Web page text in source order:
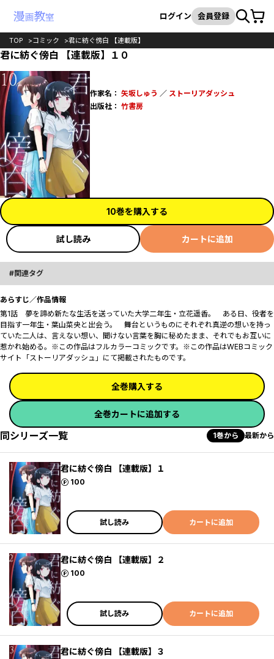
検索
ログイン 会員登録カート
TOP コミック 君に紡ぐ傍白 【連載版】
君に紡ぐ傍白 【連載版】１０
作家名： 矢坂しゅう ／ ストーリアダッシュ
出版社： 竹書房
10巻を購入する
試し読み カートに追加
関連タグ
あらすじ／作品情報
第1話 夢を諦め新たな生活を送っていた大学二年生・立花遥香。 ある日、役者を
目指す一年生・葉山菜央と出会う。 舞台というものにそれぞれ真逆の想いを持っ
ていた二人は、言えない想い、聞けない言葉を胸に秘めたまま、それでもお互いに
惹かれ始める――。※この作品はフルカラーコミックです。※この作品はWEBコミック
サイト「ストーリアダッシュ」にて掲載されたものです。
全巻購入する
全巻カートに追加する
同シリーズ一覧 1巻から 最新から
君に紡ぐ傍白 【連載版】１
100
ポイント
試し読み カートに追加
君に紡ぐ傍白 【連載版】２
100
ポイント
試し読み カートに追加
君に紡ぐ傍白 【連載版】３